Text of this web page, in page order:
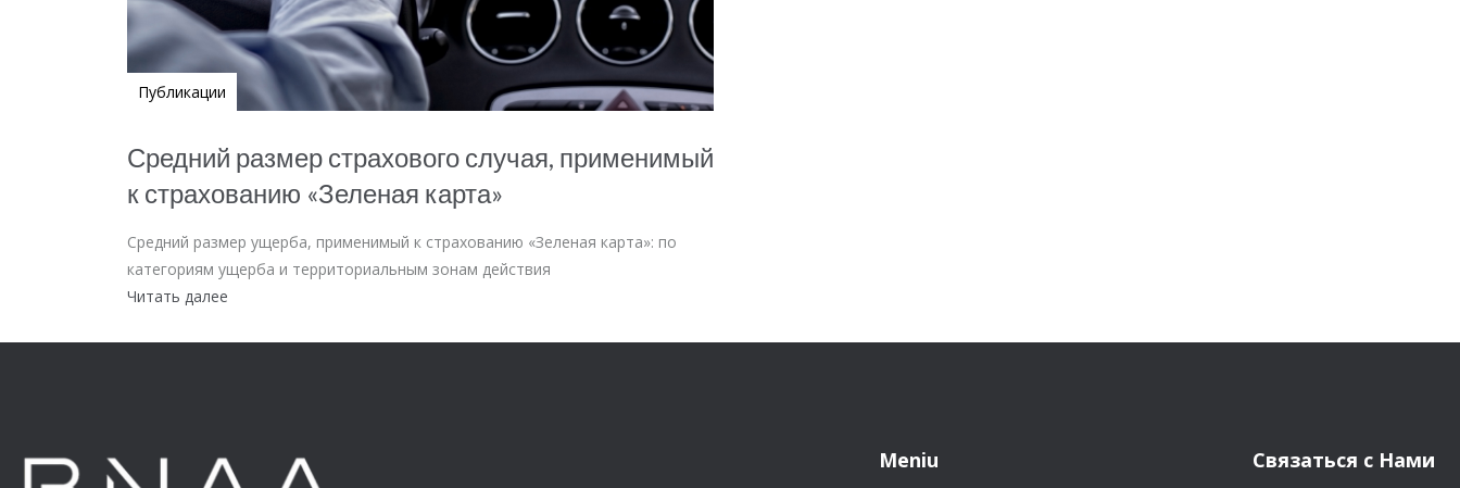
Публикации
Средний размер страхового случая, применимый
к страхованию «Зеленая карта»
Средний размер ущерба, применимый к страхованию «Зеленая карта»: по
категориям ущерба и территориальным зонам действия
Читать далее
Meniu Связаться с Нами